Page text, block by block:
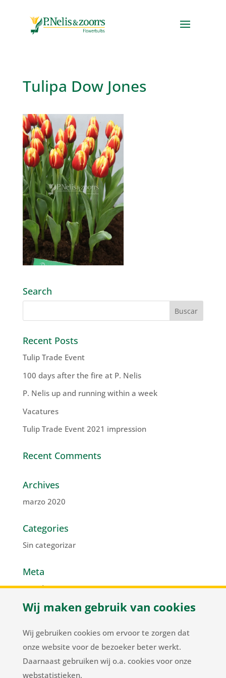
Tulipa Dow Jones
Search
Recent Posts
Tulip Trade Event
100 days after the fire at P. Nelis
P. Nelis up and running within a week
Vacatures
Tulip Trade Event 2021 impression
Recent Comments
Archives
marzo 2020
Categories
Sin categorizar
Meta
Acceder
Feed de entradas
WordPress.org
Wij maken gebruik van cookies
Wij gebruiken cookies om ervoor te zorgen dat
onze website voor de bezoeker beter werkt.
Daarnaast gebruiken wij o.a. cookies voor onze
webstatistieken.